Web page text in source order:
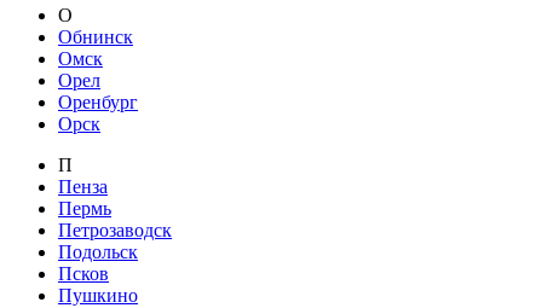
О
Обнинск
Омск
Орел
Оренбург
Орск
П
Пенза
Пермь
Петрозаводск
Подольск
Псков
Пушкино